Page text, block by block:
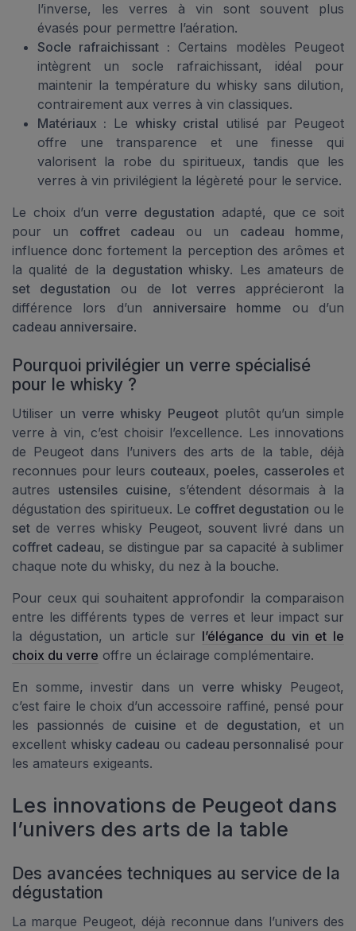
l’inverse, les verres à vin sont souvent plus
évasés pour permettre l’aération.
Socle rafraichissant : Certains modèles Peugeot
intègrent un socle rafraichissant, idéal pour
maintenir la température du whisky sans dilution,
contrairement aux verres à vin classiques.
Matériaux : Le whisky cristal utilisé par Peugeot
offre une transparence et une finesse qui
valorisent la robe du spiritueux, tandis que les
verres à vin privilégient la légèreté pour le service.
Le choix d’unverre degustation adapté, que ce soit
pour un coffret cadeau ou un cadeau homme,
influence donc fortement la perception des arômes et
la qualité de la degustation whisky. Les amateurs de
set degustation ou de lot verres apprécieront la
différence lors d’un anniversaire homme ou d’un
cadeau anniversaire.
Pourquoi privilégier un verre spécialisé
pour le whisky ?
Utiliser unverre whisky Peugeotplutôt qu’un simple
verre à vin, c’est choisir l’excellence. Les innovations
de Peugeot dans l’univers des arts de la table, déjà
reconnues pour leurs couteaux, poeles, casseroleset
autres ustensiles cuisine, s’étendent désormais à la
dégustation des spiritueux. Le coffret degustation ou le
set de verres whisky Peugeot, souvent livré dans un
coffret cadeau, se distingue par sa capacité à sublimer
chaque note du whisky, du nez à la bouche.
Pour ceux qui souhaitent approfondir la comparaison
entre les différents types de verres et leur impact sur
la dégustation, un article sur l’élégance du vin et le
choix du verre offre un éclairage complémentaire.
En somme, investir dans un verre whisky Peugeot,
c’est faire le choix d’un accessoire raffiné, pensé pour
les passionnés de cuisine et de degustation, et un
excellent whisky cadeau ou cadeau personnalisé pour
les amateurs exigeants.
Les innovations de Peugeot dans
l’univers des arts de la table
Des avancées techniques au service de la
dégustation
La marque Peugeot, déjà reconnue dans l’univers des